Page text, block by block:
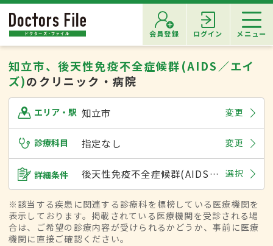
会員登録 ログイン メニュー
知立市、後天性免疫不全症候群(AIDS／エイ
ズ)のクリニック・病院
エリア・駅 知立市 変更
診療科目 指定なし 変更
詳細条件 後天性免疫不全症候群(AIDS／エイズ) 選択
※該当する疾患に関連する診療科を標榜している医療機関を
表示しております。掲載されている医療機関を受診される場
合は、ご希望の診療内容が受けられるかどうか、事前に医療
機関に直接ご確認ください。